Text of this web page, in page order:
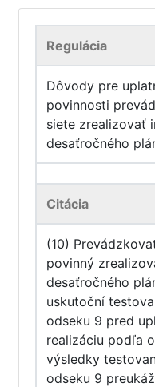
Regulácia
Dôvody pre
povinnosti
siete zrealizovať
desaťročného
Citácia
(10)
povinný
desaťročného
uskutoční
odseku 9 pred
realizáciu podľa
výsledky
odseku 9